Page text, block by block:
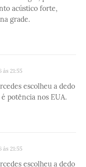
acústico forte,
grade.
21:55
escolheu a dedo
potência nos EUA.
21:55
escolheu a dedo